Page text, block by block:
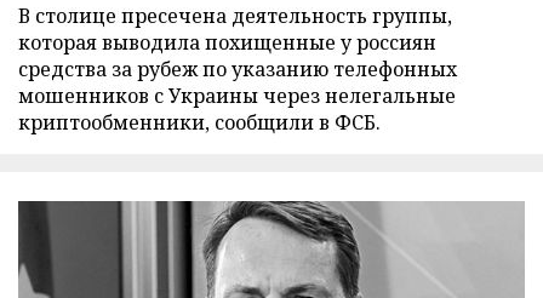
В столице пресечена деятельность группы,
которая выводила похищенные у россиян
средства за рубеж по указанию телефонных
мошенников с Украины через нелегальные
криптообменники, сообщили в ФСБ.